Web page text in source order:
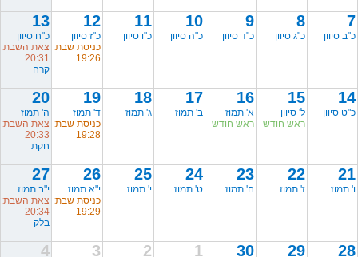
7
כ"ב סיוון
8
כ"ג סיוון
9
כ"ד סיוון
10
כ"ה סיוון
11
כ"ו סיוון
12
כ"ז סיוון
כניסת שבת:
19:26
13
כ"ח סיוון
צאת השבת:
20:31
קרח
14
כ"ט סיוון
15
ל' סיוון
ראש חודש
16
א' תמוז
ראש חודש
17
ב' תמוז
18
ג' תמוז
19
ד' תמוז
כניסת שבת:
19:28
20
ה' תמוז
צאת השבת:
20:33
חקת
21
ו' תמוז
22
ז' תמוז
23
ח' תמוז
24
ט' תמוז
25
י' תמוז
26
י"א תמוז
כניסת שבת:
19:29
27
י"ב תמוז
צאת השבת:
20:34
בלק
28
29
30
1
2
3
4